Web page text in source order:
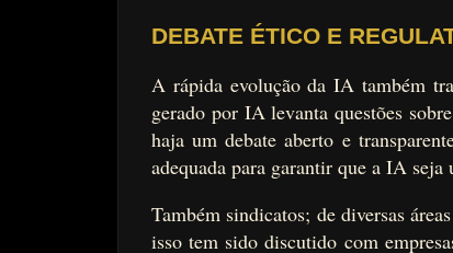
DEBATE ÉTICO E
A rápida evolução da IA também
gerado por IA levanta questões
haja um debate aberto e
adequada para garantir que a IA
Também sindicatos; de diversas
isso tem sido discutido com